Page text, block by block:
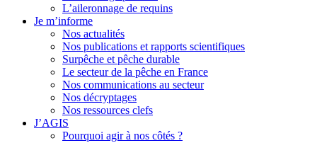
L’aileronnage de requins
Je m’informe
Nos actualités
Nos publications et rapports scientifiques
Surpêche et pêche durable
Le secteur de la pêche en France
Nos communications au secteur
Nos décryptages
Nos ressources clefs
J’AGIS
Pourquoi agir à nos côtés ?